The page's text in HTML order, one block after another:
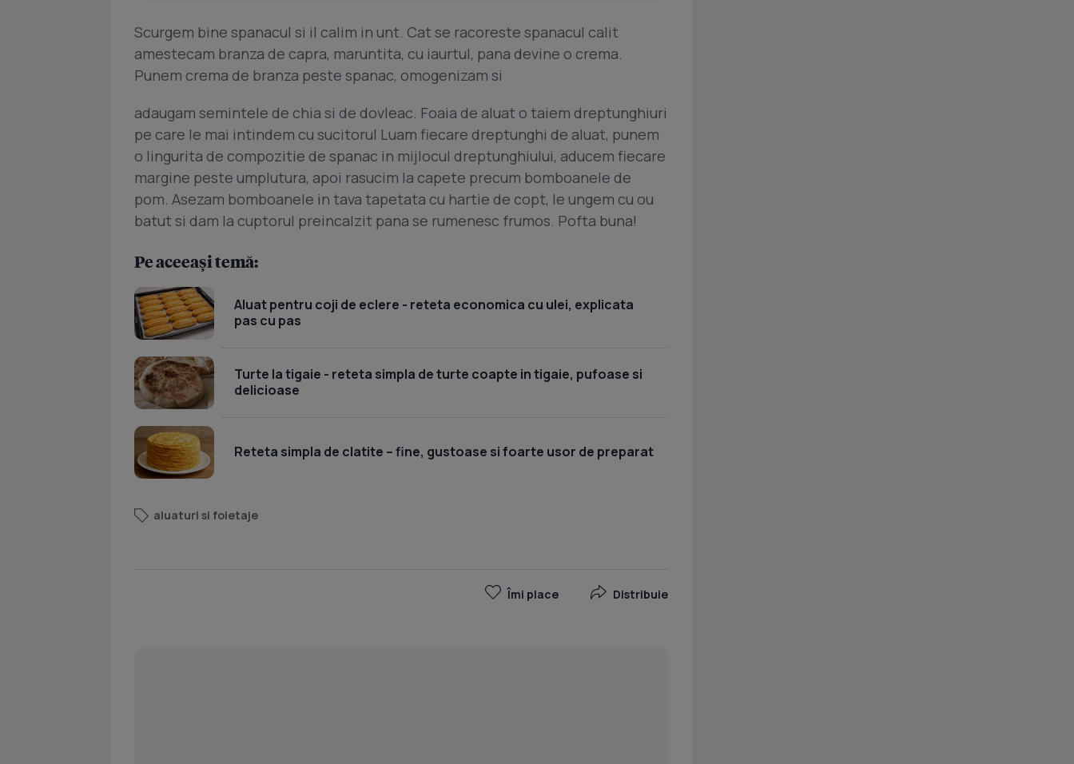
Scurgem bine spanacul si il calim in unt. Cat se racoreste spanacul calit
amestecam branza de capra, maruntita, cu iaurtul, pana devine o crema.
Punem crema de branza peste spanac, omogenizam si
adaugam semintele de chia si de dovleac. Foaia de aluat o taiem dreptunghiuri
pe care le mai intindem cu sucitorul Luam fiecare dreptunghi de aluat, punem
o lingurita de compozitie de spanac in mijlocul dreptunghiului, aducem fiecare
margine peste umplutura, apoi rasucim la capete precum bomboanele de
pom. Asezam bomboanele in tava tapetata cu hartie de copt, le ungem cu ou
batut si dam la cuptorul preincalzit pana se rumenesc frumos. Pofta buna!
Pe aceeași temă:
Aluat pentru coji de eclere - reteta economica cu ulei, explicata
pas cu pas
Turte la tigaie - reteta simpla de turte coapte in tigaie, pufoase si
delicioase
Reteta simpla de clatite – fine, gustoase si foarte usor de preparat
aluaturi si foietaje
Îmi place Distribuie